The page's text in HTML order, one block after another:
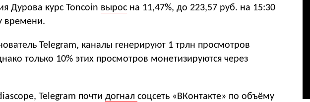
Дурова курс Toncoin вырос на 11,47%, до 223,57 руб. на 15:30
времени.
Telegram, каналы генерируют 1 трлн просмотров
только 10% этих просмотров монетизируются через
Telegram почти догнал соцсеть «ВКонтакте» по объёму